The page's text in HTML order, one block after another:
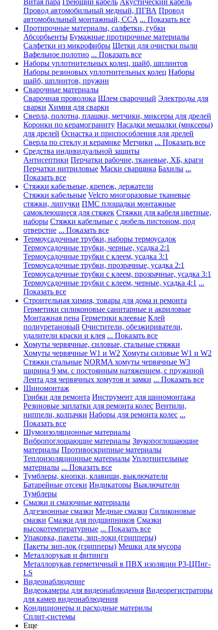
Витая пара Греющий кабель Акустический кабель
Провод автомобильный медный, ПГВА Провод
автомобильный монтажный, CCA ... Показать все
Протирочные материалы, салфетки, губки
Абсорбьенты Бумажные протирочные материалы
Салфетки из микрофибры Щетки для очистки пыли
Вафельное полотно ... Показать все
Наборы уплотнительных колец, шайб, шплинтов
Наборы резиновых уплотнительных колец Наборы
шайб, шплинтов, пружин
Сварочные материалы
Сварочная проволока Шлем сварочный Электроды для
сварки Химия для сварки
Сверла, полотна, плашки, метчики, миксеры для дрелей
Коронки по керамограниту Насадки мешалки (миксеры)
для дрелей Оснастка и приспособления для дрелей
Сверла по стеклу и керамике Метчики ... Показать все
Средства индивидуальной защиты
Антисептики Перчатки рабочие, тканевые, ХБ, краги
Перчатки нитриловые Маски сварщика Бахилы ...
Показать все
Стяжки кабельные, крепеж, держатели
Стяжки кабельные Velcro многоразовые тканевые
стяжки, липучки ПМС площадки монтажные
самоклеющиеся для стяжек Стяжки для кабеля цветные,
наборы Стяжки кабельные с дюбель пистоном, под
отверстие ... Показать все
Термоусадочные трубки, наборы термоусадок
Термоусадочные трубки, черные, усадка 2:1
Термоусадочные трубки с клеем, усадка 3:1
Термоусадочные трубки, прозрачные, усадка 2:1
Термоусадочные трубки с клеем, прозрачные, усадка 3:1
Термоусадочные трубки с клеем, черные, усадка 4:1 ...
Показать все
Строительная химия, товары для дома и ремонта
Герметики силиконовые санитарные и акриловые
Монтажная пена Герметики клеевые Клей
полиуретановый Очистители, обезжириватели,
удалители краски и клея ... Показать все
Хомуты червячные, силовые, стальные стяжки
Хомуты червячные W1 и W2 Хомуты силовые W1 и W2
Стяжки стальные NORMA хомуты червячные W3
ширина 9 мм. с постоянным натяжением, с пружиной
Лента для червячных хомутов и замки ... Показать все
Шиномонтаж
Грибки для ремонта Инструмент для шиномонтажа
Резиновые заплатки для ремонта колес Вентили,
ниппели, колпачки Наборы для ремонта колес ...
Показать все
Шумоизоляционные материалы
Вибропоглощающие материалы Звукопоглощающие
материалы Противоскрипные материалы
Теплоизоляционные материалы Уплотнительные
материалы ... Показать все
Тумблеры, кнопки, клавиши, выключатели
Батарейные отсеки Индикаторы Выключатели
Тумблеры
Смазки и смазочные материалы
Адгезионные смазки Медные смазки Силиконовые
смазки Смазки для подшипников Смазки
высокотемпературные ... Показать все
Упаковка, пакеты, зип-локи (грипперы)
Пакеты зип-лок (грипперы) Мешки для мусора
Металлорукав и фитинги
Металлорукав герметичный в ПВХ изоляции Р3-ЦПнг-
LS
Видеонаблюдение
Видеокамеры для видеонаблюдения Видеорегистраторы
для камер видеонаблюдения
Кондиционеры и расходные материлы
Сплит-системы
Еще